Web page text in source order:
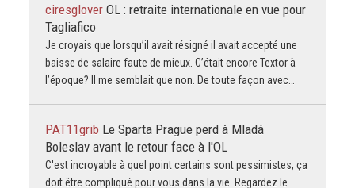
ciresglover OL : retraite internationale en vue pour
Tagliafico
Je croyais que lorsqu’il avait résigné il avait accepté une
baisse de salaire faute de mieux. C’était encore Textor à
l’époque? Il me semblait que non. De toute façon avec…
PAT11grib Le Sparta Prague perd à Mladá
Boleslav avant le retour face à l'OL
C'est incroyable à quel point certains sont pessimistes, ça
doit être compliqué pour vous dans la vie. Regardez le